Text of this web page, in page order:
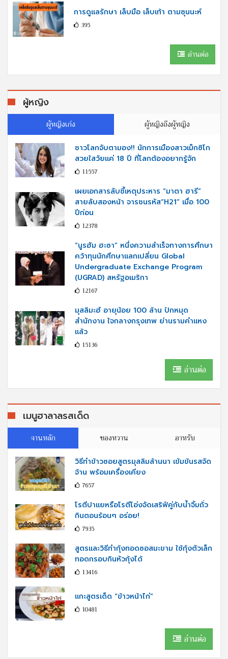
การดูแลรักษา เล็บมือ เล็บเท้า ตามซุนนะห์
395
อ่านต่อ
ผู้หญิง
ผู้หญิงเก่ง ผู้หญิงถึงผู้หญิง
ชาวโลกจับตามอง!! นักการเมืองสาวเม็กซิโก
สวยใสวัยแค่ 18 ปี ที่โลกต้องอยากรู้จัก
11557
เผยเอกสารลับชี้เหตุประหาร “มาตา ฮารี”
สายลับสองหน้า จารชนรหัส“H21” เมื่อ 100
ปีก่อน
12378
“นูรฮัม ฮะซา” หนึ่งความสำเร็จทางการศึกษา
คว้าทุนนักศึกษาแลกเปลี่ยน Global
Undergraduate Exchange Program
(UGRAD) สหรัฐอเมริกา
12167
มุสลิมะฮ์ อายุน้อย 100 ล้าน ปักหมุด
สำนักงาน ใจกลางกรุงเทพ ย่านรามคำแหง
แล้ว
15136
อ่านต่อ
เมนูฮาลาลรสเด็ด
จานหลัก ของหวาน อาหรับ
วิธีทำข้าวซอยสูตรมุสลิมล้านนา เข้มข้นรสจัด
จ้าน พร้อมเครื่องเคียง
7657
โรตีปาแยหรือโรตีโอ่งจัดเสริฟ์คู่กับนํ้าจิ้มถั่ว
กินตอนร้อนๆ อร่อย!
7935
สูตรและวิธีทำกุ้งทอดซอสมะขาม ใช้กุ้งตัวเล็ก
ทอดกรอบกินหัวกุ้งได้
13416
แกะสูตรเด็ด “ข้าวหน้าไก่”
10481
อ่านต่อ